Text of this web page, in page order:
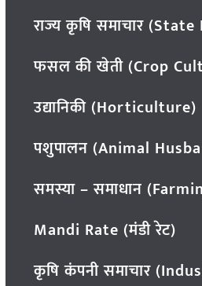
राज्य कृषि समाचार
फसल की खेती (Crop
उद्यानिकी (Horticulture)
पशुपालन (Animal
समस्या – समाधान
Mandi Rate (मंडी रेट)
कृषि कंपनी समाचार